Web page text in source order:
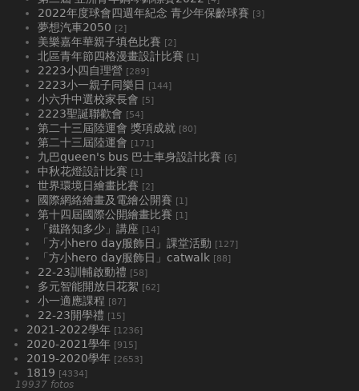
2022年度球會四週年紀念 青少年保齡球賽 [3]
夢想汽車2050 [2]
美樂嘉年華親子填色比賽 [2]
北區青年節四格漫畫設計比賽 [1]
2223小四自理營 [289]
2223小一親子同樂日 [144]
小六升中選校家長會 [5]
2223聖誕聯歡會 [54]
第二十三屆陸運會 獎項成就 [80]
第二十三屆陸運會 [171]
九巴queen's bus 巴士車身設計比賽 [6]
中秋花燈設計比賽 [1]
世界環境日繪畫比賽 [2]
國際網絡繪畫及電繪公開賽 [1]
第十四屆國際公開繪畫比賽 [1]
「鐵路知多少」講座 [14]
「方小hero day服飾日」課堂活動 [127]
「方小hero day服飾日」catwalk [88]
22-23訓輔啟動禮 [58]
多元智能開放日花絮 [62]
小一適應課程 [87]
22-23開學禮 [15]
2021-2022學年 [1236]
2020-2021學年 [915]
2019-2020學年 [2653]
1819 [4334]
19937 fotos